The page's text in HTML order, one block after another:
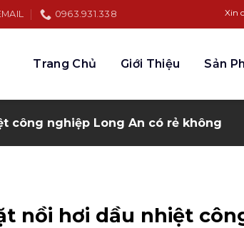
0963.931.338 Xin chào quý khách
Trang Chủ Giới Thiệu Sản
công nghiệp Long An có rẻ không
nồi hơi dầu nhiệt